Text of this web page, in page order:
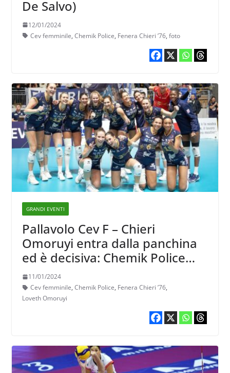
De Salvo)
12/01/2024
Cev femminile, Chemik Police, Fenera Chieri ’76, foto
GRANDI EVENTI
Pallavolo Cev F – Chieri
Omoruyi entra dalla panchina
ed è decisiva: Chemik Police
cade 3-1
11/01/2024
Cev femminile, Chemik Police, Fenera Chieri ’76,
Loveth Omoruyi